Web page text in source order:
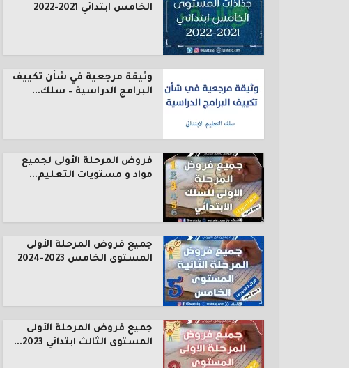
الخامس ابتدائي 2021-2022
وثيقة مرجعية في شأن تكييف
البرامج الدراسية – سلك...
فروض المرحلة الأولى لجميع
مواد و مستويات التعليم...
جميع فروض المرحلة الأولى
المستوى الخامس 2023-2024
جميع فروض المرحلة الأولى
المستوى الثالث ابتدائي 2023...